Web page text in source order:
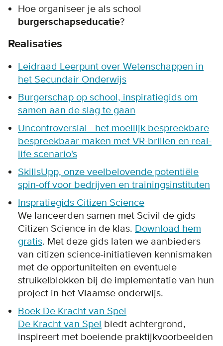
Hoe organiseer je als school
burgerschapseducatie?
Realisaties
Leidraad Leerpunt over Wetenschappen in
het Secundair Onderwijs
Burgerschap op school, inspiratiegids om
samen aan de slag te gaan
Uncontroversial - het moeilijk bespreekbare
bespreekbaar maken met VR-brillen en real-
life scenario's
SkillsUpp, onze veelbelovende potentiële
spin-off voor bedrijven en trainingsinstituten
Inspratiegids Citizen Science
We lanceerden samen met Scivil de gids
Citizen Science in de klas. Download hem
gratis. Met deze gids laten we aanbieders
van citizen science-initiatieven kennismaken
met de opportuniteiten en eventuele
struikelblokken bij de implementatie van hun
project in het Vlaamse onderwijs.
Boek De Kracht van Spel
De Kracht van Spel biedt achtergrond,
inspireert met boeiende praktijkvoorbeelden